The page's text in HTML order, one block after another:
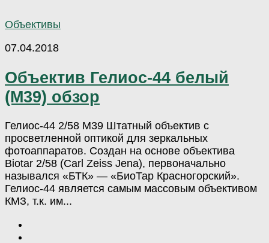
Объективы
07.04.2018
Объектив Гелиос-44 белый
(М39) обзор
Гелиос-44 2/58 М39 Штатный объектив с
просветленной оптикой для зеркальных
фотоаппаратов. Создан на основе объектива
Biotar 2/58 (Carl Zeiss Jena), первоначально
назывался «БТК» — «БиоТар Красногорский».
Гелиос-44 является самым массовым объективом
КМЗ, т.к. им...